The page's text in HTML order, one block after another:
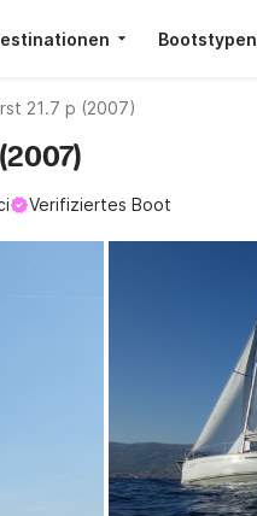
Bootstypen
21.7 p (2007)
Verifiziertes Boot